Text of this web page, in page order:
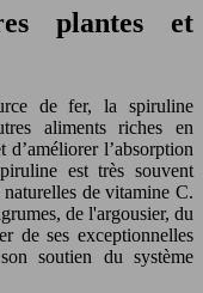
plantes et
de fer, la spiruline
aliments riches en
l’absorption
est très souvent
de vitamine C.
de l'argousier, du
de ses exceptionnelles
soutien du système